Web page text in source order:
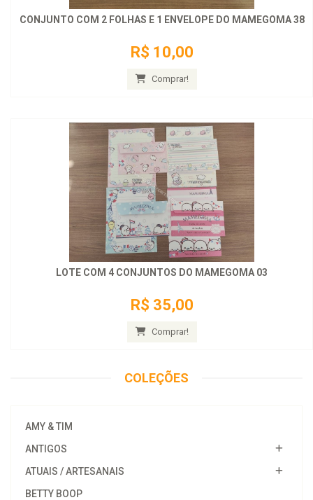
CONJUNTO COM 2 FOLHAS E 1 ENVELOPE DO MAMEGOMA 38
R$ 10,00
Comprar!
LOTE COM 4 CONJUNTOS DO MAMEGOMA 03
R$ 35,00
Comprar!
COLEÇÕES
AMY & TIM
ANTIGOS
ATUAIS / ARTESANAIS
BETTY BOOP